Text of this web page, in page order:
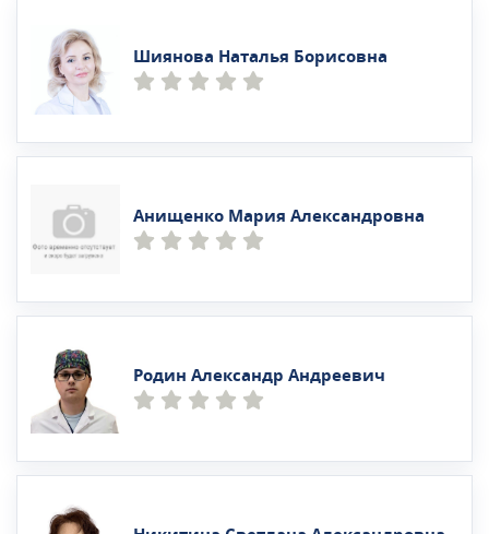
Шиянова Наталья Борисовна
Анищенко Мария Александровна
Родин Александр Андреевич